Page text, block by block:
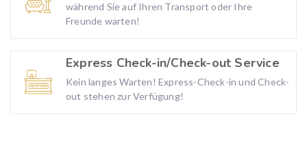
während Sie auf Ihren Transport oder Ihre
Freunde warten!
Express Check-in/Check-out Service
Kein langes Warten! Express-Check-in und Check-
out stehen zur Verfügung!